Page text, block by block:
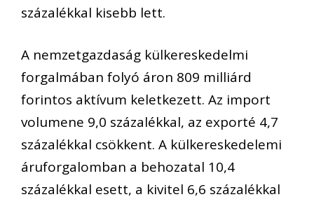
százalékkal kisebb lett.
A nemzetgazdaság külkereskedelmi
forgalmában folyó áron 809 milliárd
forintos aktívum keletkezett. Az import
volumene 9,0 százalékkal, az exporté 4,7
százalékkal csökkent. A külkereskedelemi
áruforgalomban a behozatal 10,4
százalékkal esett, a kivitel 6,6 százalékkal